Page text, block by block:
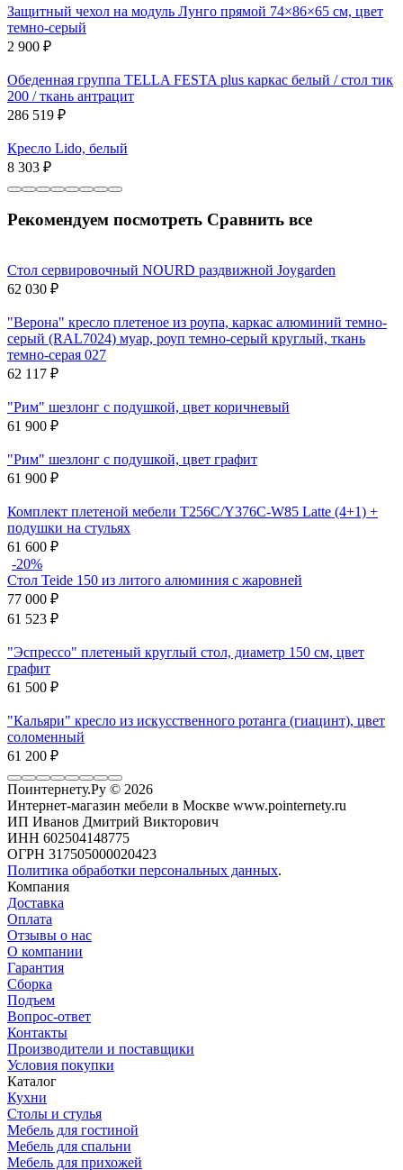
Защитный чехол на модуль Лунго прямой 74×86×65 см, цвет
темно-серый
2 900 ₽
Обеденная группа TELLA FESTA plus каркас белый / стол тик
200 / ткань антрацит
286 519 ₽
Кресло Lido, белый
8 303 ₽
Рекомендуем посмотреть Сравнить все
Стол сервировочный NOURD раздвижной Joygarden
62 030 ₽
"Верона" кресло плетеное из роупа, каркас алюминий темно-
серый (RAL7024) муар, роуп темно-серый круглый, ткань
темно-серая 027
62 117 ₽
"Рим" шезлонг с подушкой, цвет коричневый
61 900 ₽
"Рим" шезлонг с подушкой, цвет графит
61 900 ₽
Комплект плетеной мебели T256C/Y376C-W85 Latte (4+1) +
подушки на стульях
61 600 ₽
-20%
Стол Teide 150 из литого алюминия с жаровней
77 000 ₽
61 523 ₽
"Эспрессо" плетеный круглый стол, диаметр 150 см, цвет
графит
61 500 ₽
"Кальяри" кресло из искусственного ротанга (гиацинт), цвет
соломенный
61 200 ₽
Поинтернету.Ру © 2026
Интернет-магазин мебели в Москве www.pointernety.ru
ИП Иванов Дмитрий Викторович
ИНН 602504148775
ОГРН 317505000020423
Политика обработки персональных данных.
Компания
Доставка
Оплата
Отзывы о нас
О компании
Гарантия
Сборка
Подъем
Вопрос-ответ
Контакты
Производители и поставщики
Условия покупки
Каталог
Кухни
Столы и стулья
Мебель для гостиной
Мебель для спальни
Мебель для прихожей